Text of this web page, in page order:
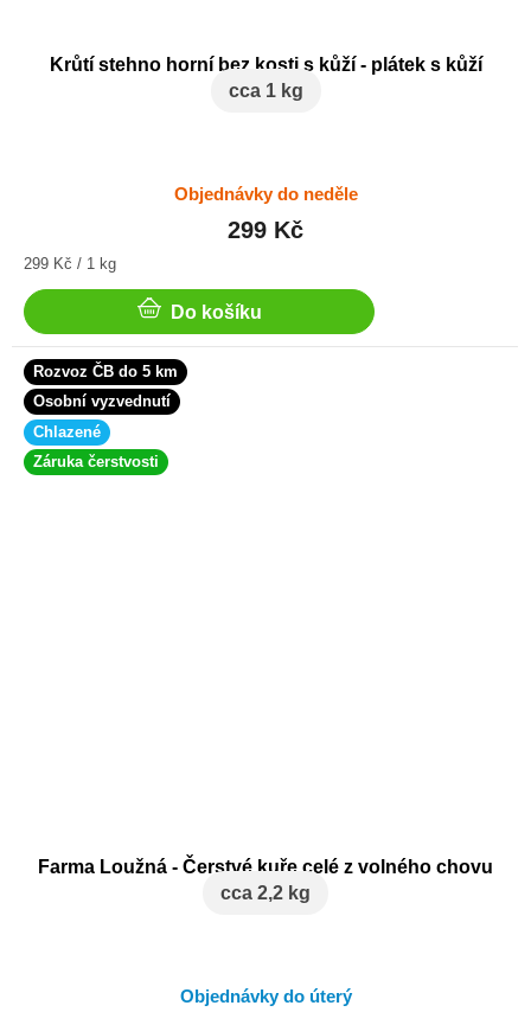
Krůtí stehno horní bez kosti s kůží - plátek s kůží
cca 1 kg
Objednávky do neděle
299 Kč
Měrná
299 Kč / 1 kg
Do košíku
Rozvoz ČB do 5 km
Osobní vyzvednutí
Chlazené
Záruka čerstvosti
Farma Loužná - Čerstvé kuře celé z volného chovu
cca 2,2 kg
Objednávky do úterý